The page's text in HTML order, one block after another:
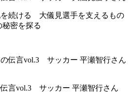
続ける 大儀見選手を支えるもの
秘密を探る
言vol.3 サッカー 平瀬智行さん